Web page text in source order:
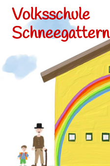
Volksschule
Schneegattern